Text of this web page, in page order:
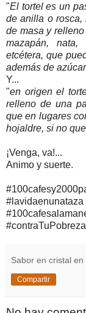
"El tortel es un
de anilla o rosca,
de masa y
mazapán, nata,
etcétera, que
además de
Y...
"en origen el
relleno de una
que en lugares
hojaldre, si no
¡Venga, va!...
Animo y suerte.
#lavidaenunataza
#contraTuPobreza
Sabor en cristal en
Compartir